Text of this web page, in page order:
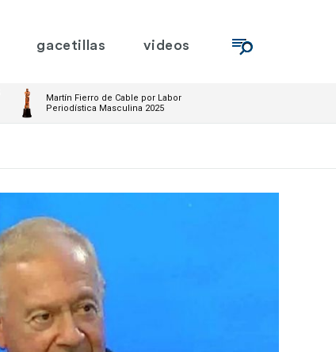
gacetillas videos
Martín Fierro de Cable por Labor
Periodística Masculina 2025